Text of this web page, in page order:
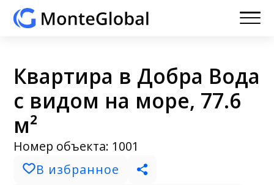
Квартира в Добра Вода
с видом на море, 77.6
м²
Номер объекта: 1001
В избранное